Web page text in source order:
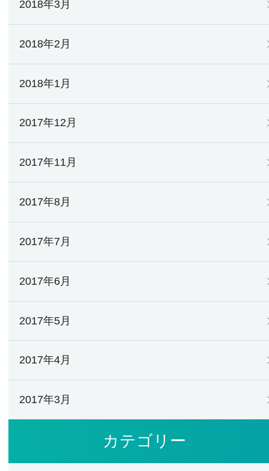
2018年3月
2018年2月
2018年1月
2017年12月
2017年11月
2017年8月
2017年7月
2017年6月
2017年5月
2017年4月
2017年3月
カテゴリー